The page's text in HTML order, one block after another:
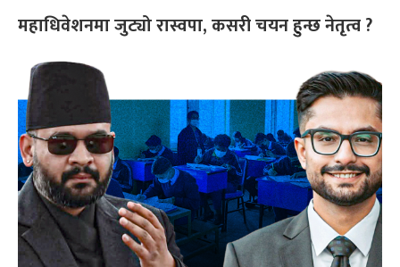
महाधिवेशनमा जुट्यो रास्वपा, कसरी चयन हुन्छ नेतृत्व ?